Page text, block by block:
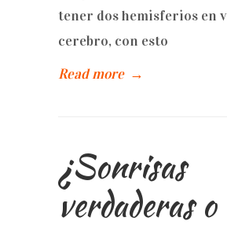
tener dos hemisferios en
cerebro, con esto
Read more →
¿Sonrisas
verdaderas o